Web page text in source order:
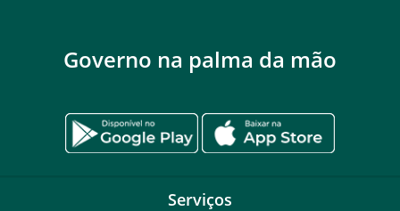
Governo na palma da mão
Serviços